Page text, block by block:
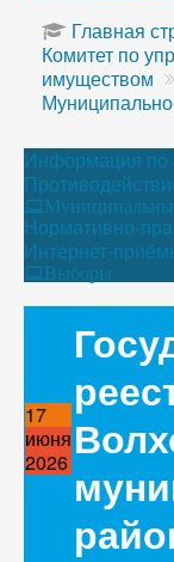
Главная
Комитет по
имуществом
Информация по
Нормативно-
Интернет-
Выборы
17
июня
2026